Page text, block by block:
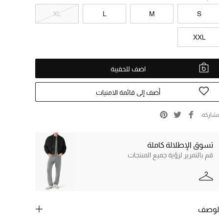
S
M
L
XL
XXL
اضف للحقيبة
أضف إلى قائمة الامنيات
تسوق الإطلالة كاملة
قم بالتمرير لرؤية جميع المنتجات